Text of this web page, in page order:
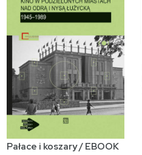
Pałace i koszary / EBOOK